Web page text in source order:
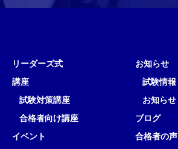
リーダーズ式
講座
試験対策講座
合格者向け講座
イベント
お知らせ
試験情報
お知らせ
ブログ
合格者の声